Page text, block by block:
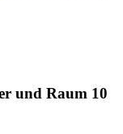
und Raum 10